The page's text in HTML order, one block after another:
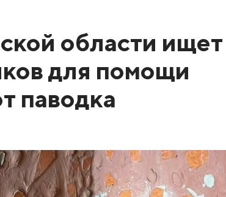
области ищет
для помощи
паводка